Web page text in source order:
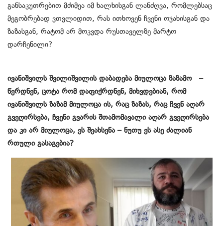
განსაკუთრებით მძიმეა იმ ხალხისგან ლანძღვა, რომლებსაც
მეგობრებად ვთვლიდით, რას ითხოვენ ჩვენი ოჯახისგან და
ზაზასგან, რატომ არ მოკვდა რუსთაველზე მარტო
დარჩენილი?
ივანიშვილს შვილიშვილის დაბადება მიულოცა ზაზამო –
წერდნენ, ცოტა რომ დაფიქრდნენ, მიხვდებიან, რომ
ივანიშვილს ზაზამ მიულოცა ის, რაც ზაზას, რაც ჩვენ აღარ
გვეღირსება, ჩვენი გვარის შთამომავალი აღარ გვეღირსება
და კი არ მიულოცა, ეს შეახსენა – ნუთუ ეს ასე ძალიან
რთული გასაგებია?